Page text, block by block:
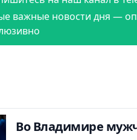
важные новости дня —
Во Владимире